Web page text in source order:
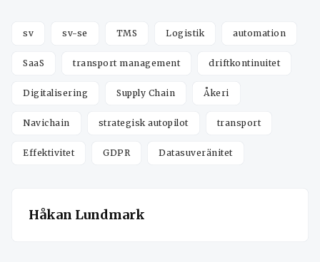
sv sv-se TMS Logistik automation
SaaS transport management driftkontinuitet
Digitalisering Supply Chain Åkeri
Navichain strategisk autopilot transport
Effektivitet GDPR Datasuveränitet
Håkan Lundmark